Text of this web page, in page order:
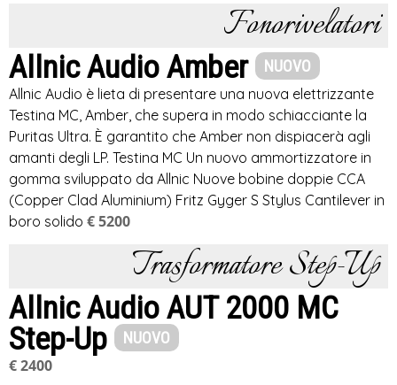
Fonorivelatori
Allnic Audio Amber NUOVO
Allnic Audio è lieta di presentare una nuova elettrizzante
Testina MC, Amber, che supera in modo schiacciante la
Puritas Ultra. È garantito che Amber non dispiacerà agli
amanti degli LP. Testina MC Un nuovo ammortizzatore in
gomma sviluppato da Allnic Nuove bobine doppie CCA
(Copper Clad Aluminium) Fritz Gyger S Stylus Cantilever in
boro solido € 5200
Trasformatore Step-Up
Allnic Audio AUT 2000 MC
Step-Up
NUOVO
€ 2400